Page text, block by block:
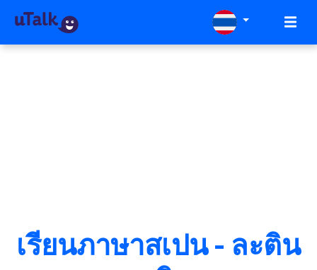
เรียนภาษาสเปน - ละติน